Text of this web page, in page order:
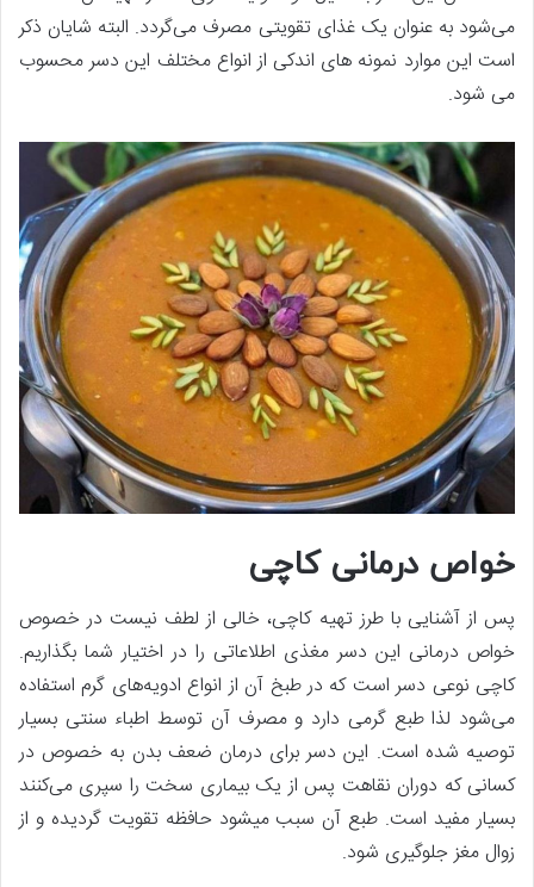
می‌شود به ­عنوان یک غذای تقویتی مصرف می‌گردد. البته شایان ذکر
است این موارد نمونه­ های اندکی از انواع مختلف این دسر محسوب
می ­شود.
خواص درمانی کاچی
پس از آشنایی با طرز تهیه کاچی، خالی از لطف نیست در خصوص
خواص درمانی این دسر مغذی اطلاعاتی را در اختیار شما بگذاریم.
کاچی نوعی دسر است که در طبخ آن از انواع ادویه‌های گرم استفاده
می‌شود لذا طبع گرمی دارد و مصرف آن توسط اطباء سنتی بسیار
توصیه شده است. این دسر برای درمان ضعف بدن به ­خصوص در
کسانی که دوران نقاهت پس از یک بیماری سخت را سپری می‌کنند
بسیار مفید است. طبع آن سبب می­شود حافظه تقویت گردیده و از
زوال مغز جلوگیری شود.